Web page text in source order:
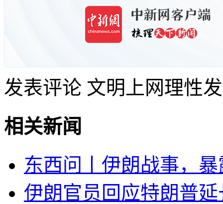
发表评论 文明上网理性
相关新闻
东西问丨伊朗战事，暴
伊朗官员回应特朗普